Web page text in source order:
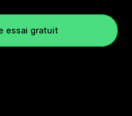
essai gratuit